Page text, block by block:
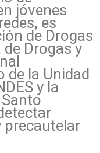
jóvenes
es
de Drogas
Drogas y
de la Unidad
y la
precautelar